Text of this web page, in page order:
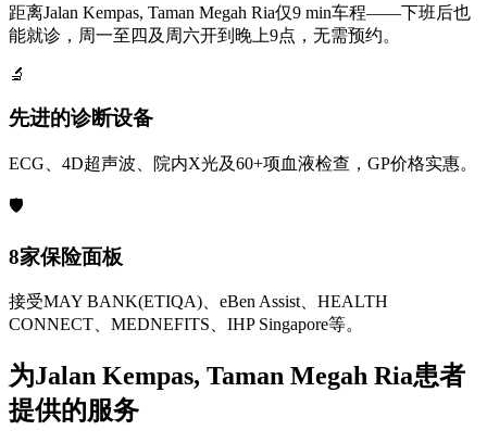
距离Jalan Kempas, Taman Megah Ria仅9 min车程——下班后也
能就诊，周一至四及周六开到晚上9点，无需预约。
🔬
先进的诊断设备
ECG、4D超声波、院内X光及60+项血液检查，GP价格实惠。
🛡️
8家保险面板
接受MAY BANK(ETIQA)、eBen Assist、HEALTH
CONNECT、MEDNEFITS、IHP Singapore等。
为Jalan Kempas, Taman Megah Ria患者
提供的服务